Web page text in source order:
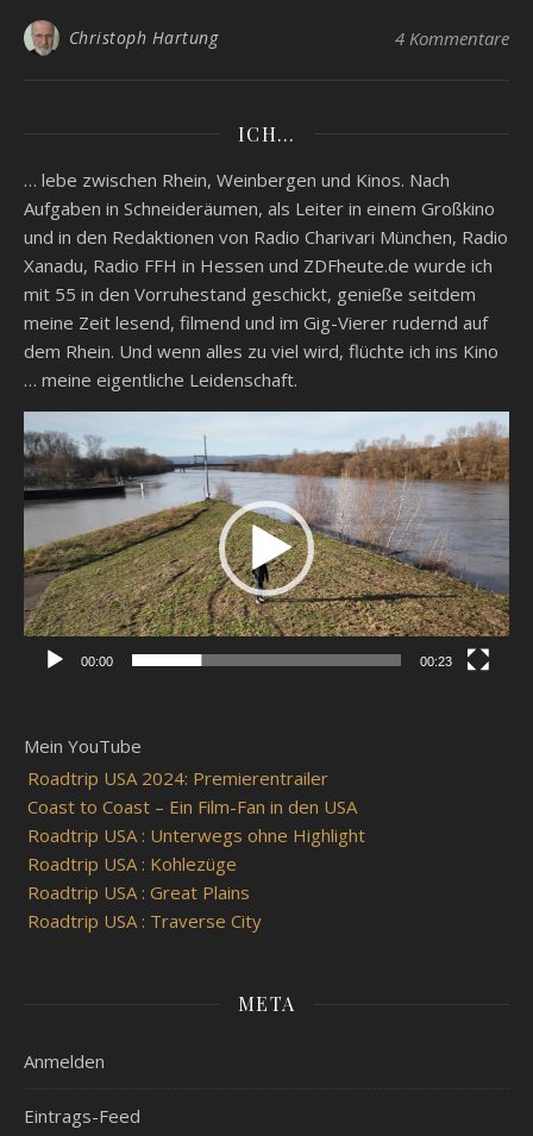
Christoph Hartung 4 Kommentare
ICH…
… lebe zwischen Rhein, Weinbergen und Kinos. Nach
Aufgaben in Schneideräumen, als Leiter in einem Großkino
und in den Redaktionen von Radio Charivari München, Radio
Xanadu, Radio FFH in Hessen und ZDFheute.de wurde ich
mit 55 in den Vorruhestand geschickt, genieße seitdem
meine Zeit lesend, filmend und im Gig-Vierer rudernd auf
dem Rhein. Und wenn alles zu viel wird, flüchte ich ins Kino
… meine eigentliche Leidenschaft.
Player
00:00 00:23
Mein YouTube
Roadtrip USA 2024: Premierentrailer
Coast to Coast – Ein Film-Fan in den USA
Roadtrip USA : Unterwegs ohne Highlight
Roadtrip USA : Kohlezüge
Roadtrip USA : Great Plains
Roadtrip USA : Traverse City
META
Anmelden
Eintrags-Feed